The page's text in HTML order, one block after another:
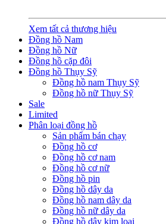
Xem tất cả thương hiệu
Đồng hồ Nam
Đồng hồ Nữ
Đồng hồ cặp đôi
Đồng hồ Thụy Sỹ
Đồng hồ nam Thụy Sỹ
Đồng hồ nữ Thụy Sỹ
Sale
Limited
Phân loại đồng hồ
Sản phẩm bán chạy
Đồng hồ cơ
Đồng hồ cơ nam
Đồng hồ cơ nữ
Đồng hồ pin
Đồng hồ dây da
Đồng hồ nam dây da
Đồng hồ nữ dây da
Đồng hồ dây kim loại